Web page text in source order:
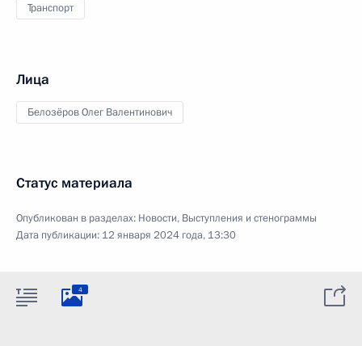
Транспорт
Лица
Белозёров Олег Валентинович
Статус материала
Опубликован в разделах: Новости, Выступления и стенограммы
Дата публикации: 12 января 2024 года, 13:30
4